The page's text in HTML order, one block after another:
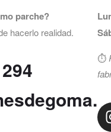
parche?
hacerlo realidad.
⏱️